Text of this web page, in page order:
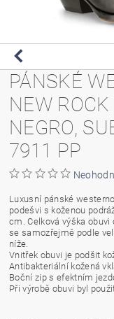
PÁNSKÉ
NEW
NEGRO,
7911 PP
Luxusní pánské
podešvi s koženou
cm. Celková výška
se samozřejmě podle
níže.
Vnitřek obuvi je podšit
Antibakteriální kožená
Boční zip s efektním
Při výrobě obuvi byl